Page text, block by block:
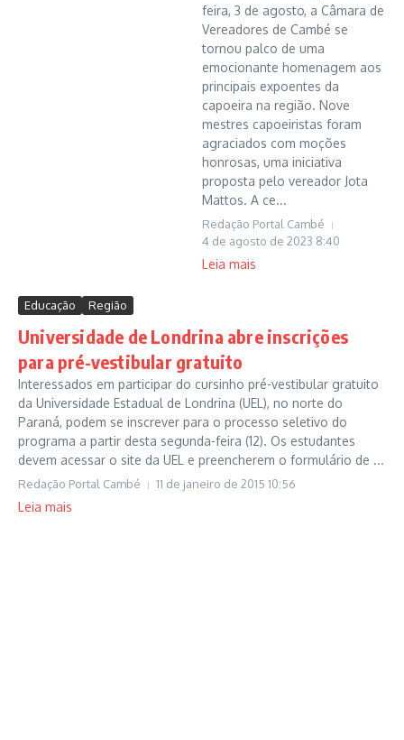
feira, 3 de agosto, a Câmara de
Vereadores de Cambé se
tornou palco de uma
emocionante homenagem aos
principais expoentes da
capoeira na região. Nove
mestres capoeiristas foram
agraciados com moções
honrosas, uma iniciativa
proposta pelo vereador Jota
Mattos. A ce...
Redação Portal Cambé
4 de agosto de 2023 8:40
Leia mais
Educação Região
Universidade de Londrina abre inscrições
para pré-vestibular gratuito
Interessados em participar do cursinho pré-vestibular gratuito
da Universidade Estadual de Londrina (UEL), no norte do
Paraná, podem se inscrever para o processo seletivo do
programa a partir desta segunda-feira (12). Os estudantes
devem acessar o site da UEL e preencherem o formulário de ...
Redação Portal Cambé 11 de janeiro de 2015 10:56
Leia mais